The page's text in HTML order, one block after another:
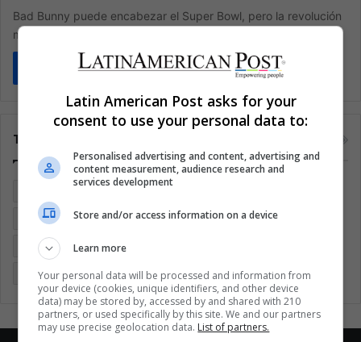
Bad Bunny puede encabezar el Super Bowl, pero la revolución
más profunda ocurre lejos de las luces del estadio. En…
Read More »
Tags
Cine
Coronavirus Covid 19 Cuarentena Deportes
Economía Entretenimiento
Memes (ES) Mundo México Música Politica
Latin American Post asks for your
consent to use your personal data to:
Personalised advertising and content, advertising and
content measurement, audience research and
services development
Store and/or access information on a device
Learn more
Your personal data will be processed and information from
your device (cookies, unique identifiers, and other device
data) may be stored by, accessed by and shared with 210
partners, or used specifically by this site. We and our partners
may use precise geolocation data. List of partners.